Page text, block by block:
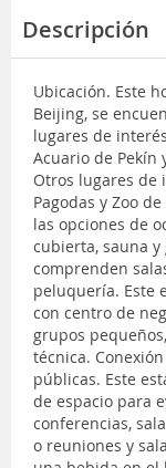
Descripción
Ubicación. Este
Beijing, se
lugares de
Acuario de Pekín
Otros lugares de
Pagodas y Zoo
las opciones de
cubierta, sauna y
comprenden
peluquería. Este
con centro de
grupos
técnica.
públicas. Este
de espacio para
conferencias,
o reuniones y